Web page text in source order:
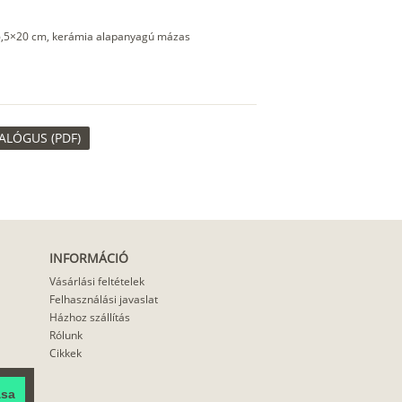
cm, kerámia alapanyagú mázas
(PDF)
INFORMÁCIÓ
Vásárlási feltételek
Felhasználási javaslat
Házhoz szállítás
Rólunk
Cikkek